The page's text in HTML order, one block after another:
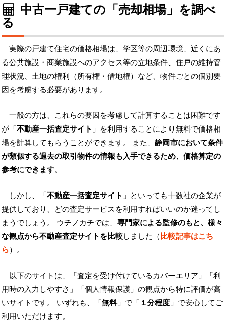
中古一戸建ての「売却相場」を調べ
る
実際の戸建て住宅の価格相場は、学区等の周辺環境、近くにあ
る公共施設・商業施設へのアクセス等の立地条件、住戸の維持管
理状況、土地の権利（所有権・借地権）など、物件ごとの個別要
因を考慮する必要があります。
一般の方は、これらの要因を考慮して計算することは困難です
が「不動産一括査定サイト 」を利用することにより無料で価格相
場を計算してもらうことができます。 また、 静岡市において条件
が類似する過去の取引物件の情報も入手できるため、価格算定の
参考にできます。
しかし、「不動産一括査定サイト 」といっても十数社の企業が
提供しており、どの査定サービスを利用すればいいのか迷ってし
まうでしょう。 ウチノカチでは、 専門家による監修のもと、様々
な観点から不動産査定サイトを比較しました（比較記事はこち
ら）。
以下のサイトは、「査定を受け付けているカバーエリア」「利
用時の入力しやすさ」「個人情報保護」の観点から特に評価が高
いサイトです。 いずれも、「無料」で「 １分程度 」で安心してご
利用いただけます。